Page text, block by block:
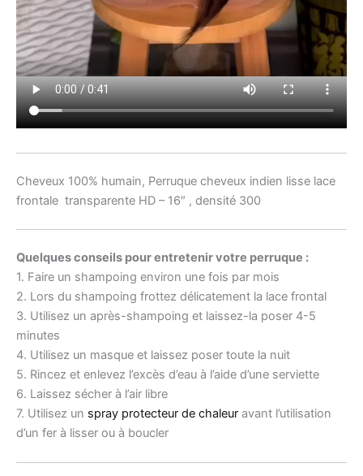
Cheveux 100% humain, Perruque cheveux indien lisse lace
frontale transparente HD – 16″ , densité 300
Quelques conseils pour entretenir votre perruque :
1. Faire un shampoing environ une fois par mois
2. Lors du shampoing frottez délicatement la lace frontal
3. Utilisez un après-shampoing et laissez-la poser 4-5
minutes
4. Utilisez un masque et laissez poser toute la nuit
5. Rincez et enlevez l’excès d’eau à l’aide d’une serviette
6. Laissez sécher à l’air libre
7. Utilisez un spray protecteur de chaleur avant l’utilisation
d’un fer à lisser ou à boucler